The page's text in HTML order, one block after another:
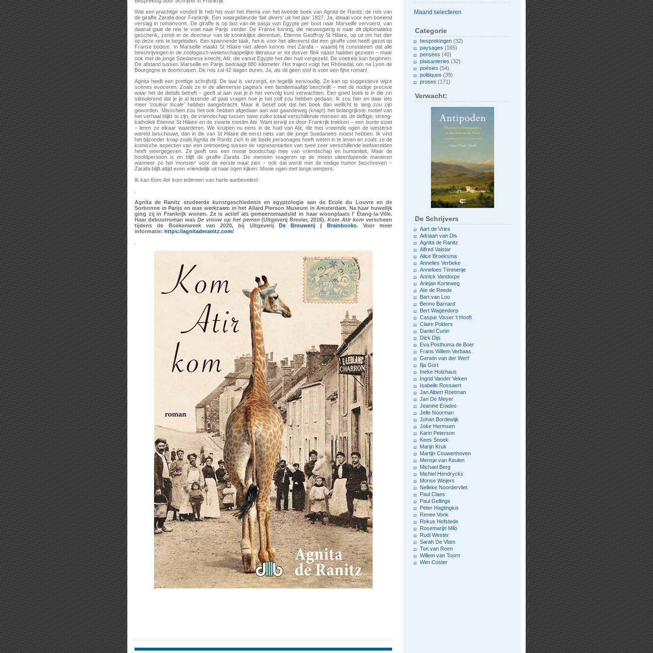
Wat een prachtige vondst! Ik heb het over het thema van het tweede boek van Agnita de Ranitz: de reis van
de giraffe Zarafa door Frankrijk. Een waargebeurde ‘fait divers’ uit het jaar 1827. Ja, ideaal voor een boeiend
verslag in romanvorm. De giraffe is op last van de pasja van Egypte per boot naar Marseille vervoerd, van
daaruit gaat de reis te voet naar Parijs verder. De Franse koning, die nieuwsgierig is naar dit diplomatieke
geschenk, zendt er de directeur van de koninklijke dierentuin, Etienne Geoffroy St Hilaire, op uit om het dier
op deze reis te begeleiden. Een spannende taak, het is voor het allereerst dat een giraffe voet heeft gezet op
Franse bodem. In Marseille maakt St Hilaire niet alleen kennis met Zarafa – waarbij hij constateert dat alle
beschrijvingen in de zoölogisch-wetenschappelijke literatuur er tot dusver flink naast hadden gezeten – maar
ook met de jonge Soedanese knecht, Atir, die vanuit Egypte het dier had vergezeld. De voetreis kan beginnen.
De afstand tussen Marseille en Parijs bedraagt 880 kilometer. Het traject volgt het Rhônedal, om na Lyon de
Bourgogne te doorkruisen. De reis zal 42 dagen duren. Ja, als dit geen stof is voor een fijne roman!
Agnita heeft een prettige schrijfstijl. De taal is verzorgd, en tegelijk eenvoudig. Ze kan op suggestieve wijze
scènes evoceren. Zoals ze in de allereerste pagina’s een familiemaaltijd beschrijft – met de nodige precisie
waar het de details betreft – geeft al aan wat je in het vervolg kunt verwachten. Een goed boek is in die zin
stimulerend dat je je al lezende af gaat vragen hoe je het zelf zou hebben gedaan. Ik zou hier en daar iets
meer ‘couleur locale’ hebben aangebracht. Maar ik besef ook dat het boek dan wellicht te lang zou zijn
geworden. Misschien zou het ook hebben afgedaan aan wat gaandeweg (knap!) het belangrijkste motief van
het verhaal blijkt te zijn, de vriendschap tussen twee zulke totaal verschillende mensen als de deftige, streng-
katholiek Etienne St Hilaire en de zwarte moslim Atir. Want terwijl ze door Frankrijk trekken – een bonte stoet
– leren ze elkaar waarderen. We kruipen nu eens in de huid van Atir, die met vreemde ogen de westerse
wereld beschouwt, dan in die van St Hilaire die eerst niets van die jonge Soedanees moest hebben. Ik vind
het bijzonder knap zoals Agnita de Ranitz zich in de beide personages heeft weten in te leven en zoals ze de
komische aspecten van een ontmoeting tussen de representanten van twee zeer verschillende leefwerelden
heeft weergegeven. Ze geeft ons een mooie boodschap mee van vriendschap en humaniteit. Maar de
hoofdpersoon is en blijft de giraffe Zarafa. De mensen reageren op de meest uiteenlopende manieren
wanneer ze het ‘monster’ voor de eerste maal zien – ook dat wordt met de nodige humor beschreven –
Zarafa blijft altijd even vriendelijk uit haar ogen kijken. Mooie ogen met lange wimpers.
Ik kan Kom Atir kom iedereen van harte aanbevelen!
Agnita de Ranitz studeerde kunstgeschiedenis en egyptologie aan de Ecole du Louvre en de
Sorbonne in Parijs en was werkzaam in het Allard Pierson Museum in Amsterdam. Na haar huwelijk
ging zij in Frankrijk wonen. Ze is actief als gemeenteraadslid in haar woonplaats l’ Étang-la-Ville.
Haar debuutroman was De vrouw op het perron(Uitgeverij Brevier, 2016).Kom Atir komverscheen
tijdens de Boekenweek van 2020, bij Uitgeverij De Brouwerij | Brainbooks. Voor meer
informatie: https://agnitaderanitz.com/
Categorie
besprekingen (32)
paysages (165)
pensées (40)
plaisanteries (32)
poésies (54)
politiques (39)
proses (171)
Verwacht:
De Schrijvers
Aart de Vries
Adriaan van Dis
Agnita de Ranitz
Alfred Valstar
Alice Broeksma
Annelies Verbeke
Anneloes Timmerije
Annick Vandorpe
Ariejan Korteweg
Ate de Reede
Bart van Loo
Benno Barnard
Bert Wagendorp
Caspar Visser 't Hooft
Claire Polders
Daniel Cunin
Dick Dijs
Eva Posthuma de Boer
Frans Willem Verbaas
Gerwin van der Werf
Ilja Gort
Ineke Holzhaus
Ingrid Vander Veken
Isabelle Rossaert
Jan Albert Roetman
Jan De Meyer
Jeanine Erades
Jelle Noorman
Johan Bordewijk
Joke Hermsen
Karin Peterson
Kees Snoek
Marijn Kruk
Martijn Couwenhoven
Mensje van Keulen
Michael Berg
Michiel Hendryckx
Monse Weijers
Nelleke Noordervliet
Paul Claes
Paul Gellings
Peter Hagtingius
Renee Vonk
Rokus Hofstede
Rosemarijn Milo
Rudi Wester
Sarah De Vlam
Ton van Reen
Willem van Toorn
Wim Coster